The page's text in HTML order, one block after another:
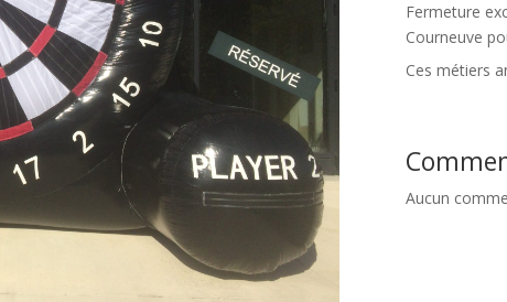
Fermeture
Courneuve
Ces métiers
Aucun